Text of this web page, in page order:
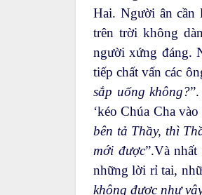
Hai. Người ân cần
trên trời không
người xứng đáng.
tiếp chất vấn các
sắp uống không?
‘kéo Chúa Cha vào
bên tả Thầy, thì
mới được”.Và
những lời rỉ tai,
không được như